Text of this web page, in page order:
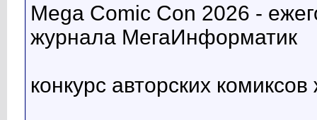
Mega Comic Con 2026 -
журнала МегаИнформатик
конкурс авторских